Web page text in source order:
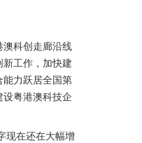
科创走廊沿线
工作，加快建
力跃居全国第
粤港澳科技企
现在还在大幅增